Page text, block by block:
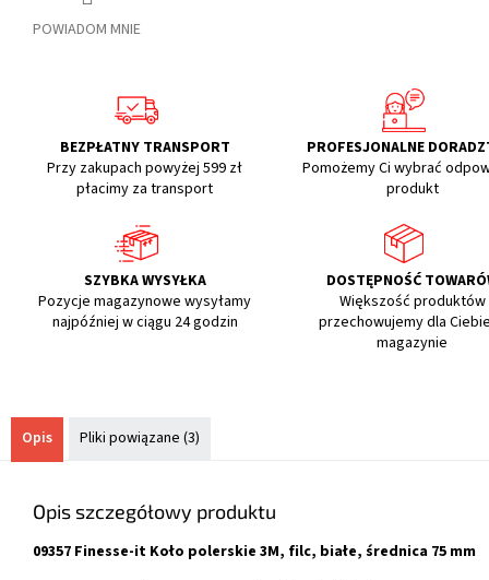
POWIADOM MNIE
BEZPŁATNY TRANSPORT
Przy zakupach powyżej 599 zł
płacimy za transport
PROFESJONALNE
Pomożemy Ci wybrać
produkt
SZYBKA WYSYŁKA
Pozycje magazynowe wysyłamy
najpóźniej w ciągu 24 godzin
DOSTĘPNOŚĆ
Większość produktów
przechowujemy dla
magazynie
Opis Pliki powiązane (3)
Opis szczegółowy produktu
09357 Finesse-it Koło polerskie 3M, filc, białe, średnica 75 mm